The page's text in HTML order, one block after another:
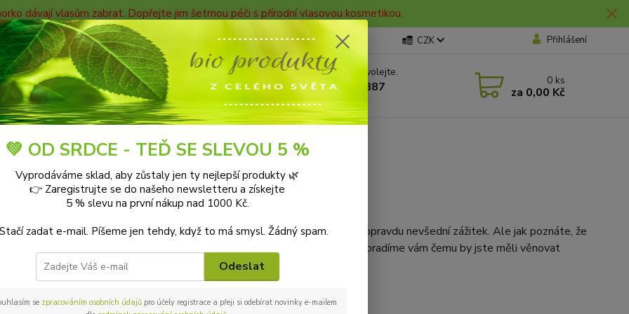
dávají vlasům zabrat. Dopřejte jim šetrnou péči s přírodní vlasovou kosmetikou.
Blog CZK Přihlášení
Hledat
Nevíte si rady? Zavolejte.
+420 606 912 887
9-18:00 hod.
0 ks
za 0,00 Kč
Jak poznáte kvalitní čaj
kvalitní čaj
posezení u šáleku lahodného čaje dokáže přinést našim chuťovým buňkám opravdu nevšední zážitek. Ale jak poznáte, že
správný čaj? Bohužel většina čajů dodávaných na náš trh je nekvalitních. Poradíme vám čemu by jste měli věnovat
a na co se při samotném pití čaje zaměřit.
(ne)záleží? Ale ano!
💚 OD SRDCE - TEĎ SE SLEVOU 5 %
Vyprodáváme sklad, aby zůstaly jen ty nejlepší produkty 🌿
👉 Zaregistrujte se do našeho newsletteru a získejte
5 % slevu na první nákup nad 1000 Kč.
zadat e-mail. Píšeme jen tehdy, když to má smysl. Žádný spam.
Odeslat
se zpracováním osobních údajůpro účely registrace a přeji si odebírat novinky e-mailem